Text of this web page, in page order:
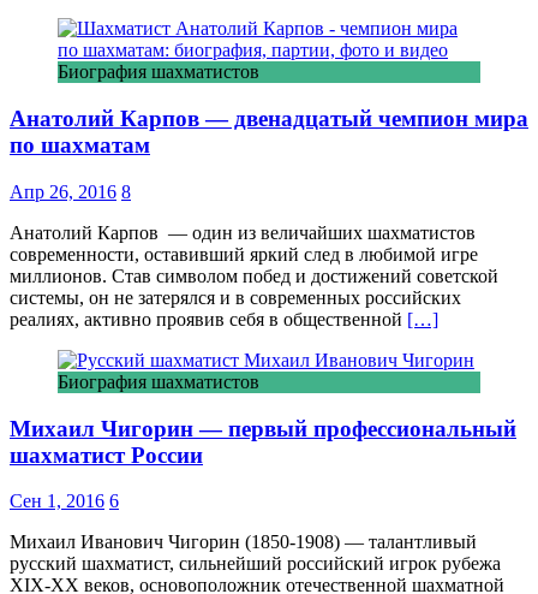
Биография шахматистов
Анатолий Карпов — двенадцатый чемпион мира
по шахматам
Апр 26, 2016 8
Анатолий Карпов — один из величайших шахматистов
современности, оставивший яркий след в любимой игре
миллионов. Став символом побед и достижений советской
системы, он не затерялся и в современных российских
реалиях, активно проявив себя в общественной […]
Биография шахматистов
Михаил Чигорин — первый профессиональный
шахматист России
Сен 1, 2016 6
Михаил Иванович Чигорин (1850-1908) — талантливый
русский шахматист, сильнейший российский игрок рубежа
XIX-XX веков, основоположник отечественной шахматной